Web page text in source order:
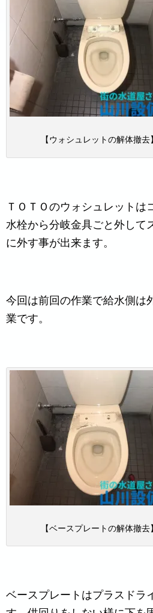
【ウォシュレットの解体撤去】
ＴＯＴＯのウォシュレットは
水栓から分岐金具ごと外して
に外す事が出来ます。
今回は前回の作業で給水側は
業です。
【ベースプレートの解体撤去】
ベースプレートはプラスドラ